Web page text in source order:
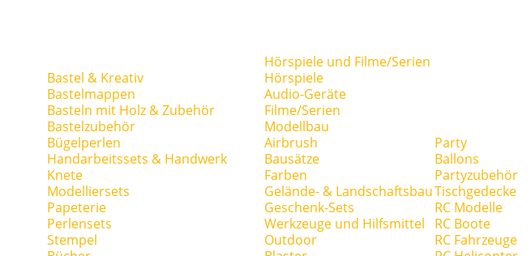
Bastel & Kreativ
Bastelmappen
Basteln mit Holz & Zubehör
Bastelzubehör
Bügelperlen
Handarbeitssets & Handwerk
Knete
Modelliersets
Papeterie
Perlensets
Stempel
Hörspiele und Filme/Serien
Hörspiele
Audio-Geräte
Filme/Serien
Modellbau
Airbrush
Bausätze
Farben
Gelände- & Landschaftsbau
Geschenk-Sets
Werkzeuge und Hilfsmittel
Outdoor
Party
Ballons
Partyzubehör
Tischgedecke
RC Modelle
RC Boote
RC Fahrzeuge